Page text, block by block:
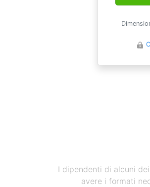
I dipendenti di alcuni
avere i formati